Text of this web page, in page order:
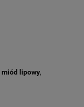
miód lipowy,